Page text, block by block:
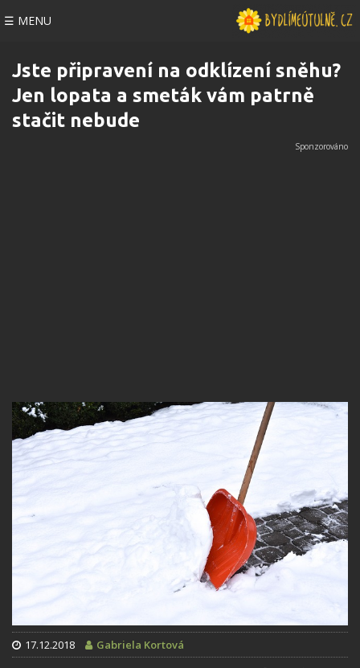
☰ MENU
Jste připravení na odklízení sněhu?
Jen lopata a smeták vám patrně
stačit nebude
17.12.2018 Gabriela Kortová